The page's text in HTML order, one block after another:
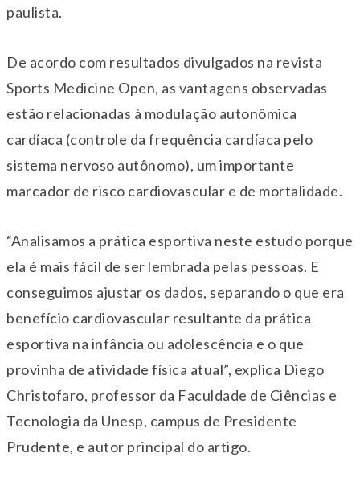
paulista.
De acordo com resultados divulgados na revista
Sports Medicine Open, as vantagens observadas
estão relacionadas à modulação autonômica
cardíaca (controle da frequência cardíaca pelo
sistema nervoso autônomo), um importante
marcador de risco cardiovascular e de mortalidade.
“Analisamos a prática esportiva neste estudo porque
ela é mais fácil de ser lembrada pelas pessoas. E
conseguimos ajustar os dados, separando o que era
benefício cardiovascular resultante da prática
esportiva na infância ou adolescência e o que
provinha de atividade física atual”, explica Diego
Christofaro, professor da Faculdade de Ciências e
Tecnologia da Unesp, campus de Presidente
Prudente, e autor principal do artigo.